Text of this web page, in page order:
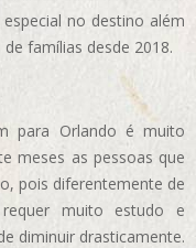
no destino além
famílias desde 2018.
para Orlando é muito
meses as pessoas que
pois diferentemente de
muito estudo e
diminuir drasticamente.